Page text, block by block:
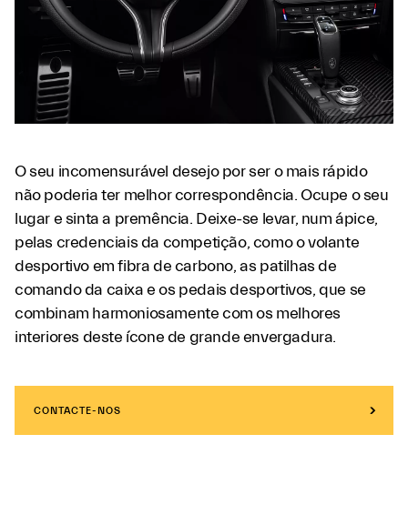
O seu incomensurável desejo por ser o mais rápido
não poderia ter melhor correspondência. Ocupe o seu
lugar e sinta a premência. Deixe-se levar, num ápice,
pelas credenciais da competição, como o volante
desportivo em fibra de carbono, as patilhas de
comando da caixa e os pedais desportivos, que se
combinam harmoniosamente com os melhores
interiores deste ícone de grande envergadura.
CONTACTE-NOS